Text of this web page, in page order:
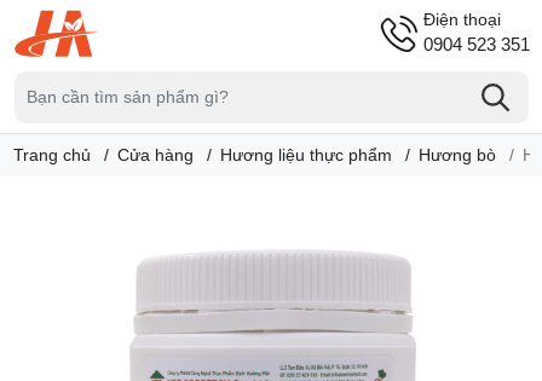
Điện thoại
0904 523 351
Trang chủ Cửa hàng Hương liệu thực phẩm Hương bò